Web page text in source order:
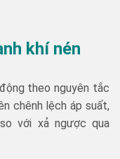
khí nén
theo nguyên tắc
chênh lệch áp suất,
với xả ngược qua